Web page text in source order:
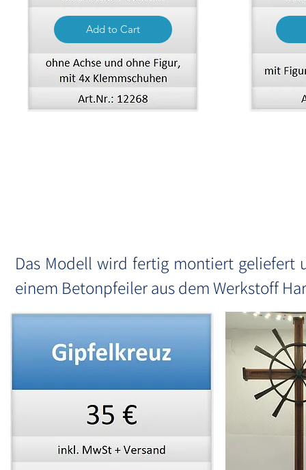
Add to Cart
Das Modell wird fertig montiert geliefert
einem Betonpfeiler aus dem Werkstoff